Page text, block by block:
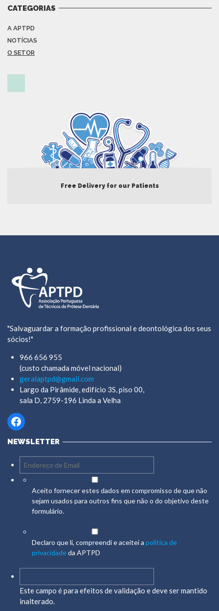
CATEGORIAS
A APTPD
NOTÍCIAS
O SETOR
Free Delivery for our Patients
"Salvaguardar a formação profissional e deontológica dos seus
sócios!"
966 656 955
(custo chamada móvel nacional)
geralaptpd@gmail.com
Largo da Pirâmide, edifício 3S, piso 00,
sala D, 2759-196 Linda a Velha
Facebook
NEWSLETTER
Aceito fornecer estes dados em compromisso de que não
sejam usados para outros fins que não o do objetivo deste
formulário.
Declaro que li, compreendi e aceitei a política de
privacidadeda APTPD
Este campo é para efeitos de validação e deve ser mantido
inalterado.